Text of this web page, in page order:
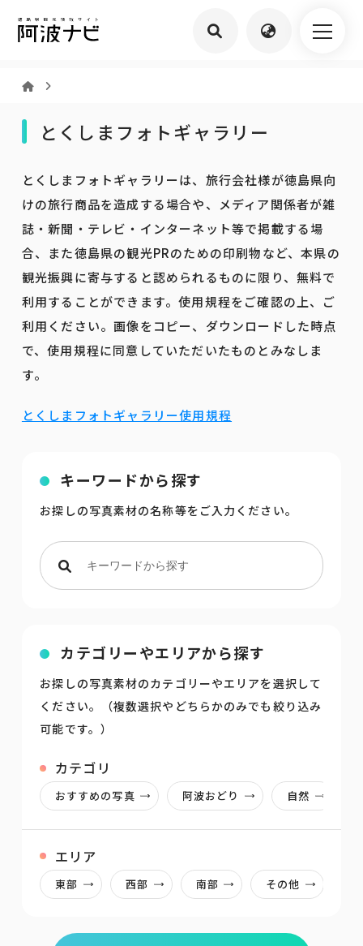
とくしまフォトギャラリー
とくしまフォトギャラリーは、旅行会社様が徳島県向
けの旅行商品を造成する場合や、メディア関係者が雑
誌・新聞・テレビ・インターネット等で掲載する場
合、また徳島県の観光PRのための印刷物など、本県の
観光振興に寄与すると認められるものに限り、無料で
利用することができます。使用規程をご確認の上、ご
利用ください。画像をコピー、ダウンロードした時点
で、使用規程に同意していただいたものとみなしま
す。
とくしまフォトギャラリー使用規程
キーワードから探す
お探しの写真素材の名称等をご入力ください。
カテゴリーやエリアから探す
お探しの写真素材のカテゴリーやエリアを選択して
ください。（複数選択やどちらかのみでも絞り込み
可能です。）
カテゴリ
おすすめの写真 阿波おどり 自然
エリア
東部 西部 南部 その他